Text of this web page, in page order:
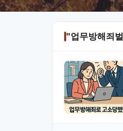
"업무방해죄